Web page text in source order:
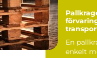
En
enkelt